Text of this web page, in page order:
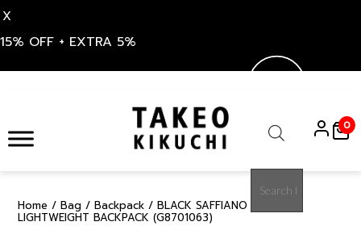
X
15% OFF + EXTRA 5%
content
search
0
Home / Bag / Backpack / BLACK SAFFIANO WRP
LIGHTWEIGHT BACKPACK (G8701063)